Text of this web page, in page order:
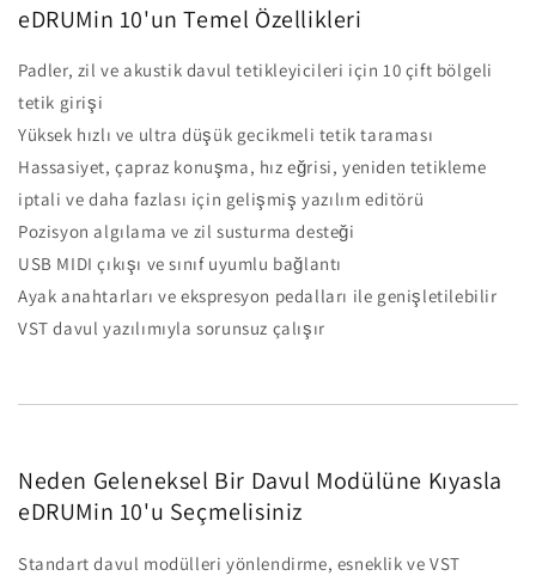
eDRUMin 10'un Temel Özellikleri
Padler, zil ve akustik davul tetikleyicileri için 10 çift bölgeli
tetik girişi
Yüksek hızlı ve ultra düşük gecikmeli tetik taraması
Hassasiyet, çapraz konuşma, hız eğrisi, yeniden tetikleme
iptali ve daha fazlası için gelişmiş yazılım editörü
Pozisyon algılama ve zil susturma desteği
USB MIDI çıkışı ve sınıf uyumlu bağlantı
Ayak anahtarları ve ekspresyon pedalları ile genişletilebilir
VST davul yazılımıyla sorunsuz çalışır
Neden Geleneksel Bir Davul Modülüne Kıyasla
eDRUMin 10'u Seçmelisiniz
Standart davul modülleri yönlendirme, esneklik ve VST